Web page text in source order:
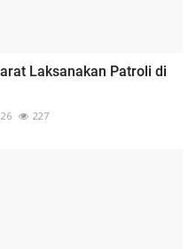
Laksanakan Patroli di
227